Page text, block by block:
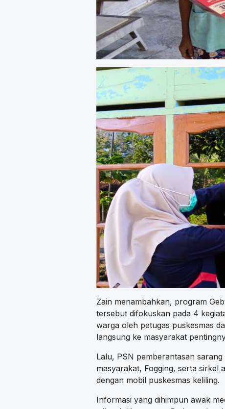
Zain menambahkan, program
tersebut difokuskan pada 4
warga oleh petugas puskesmas
langsung ke masyarakat
Lalu, PSN pemberantasan
masyarakat, Fogging, serta sirkel
dengan mobil puskesmas keliling.
Informasi yang dihimpun awak